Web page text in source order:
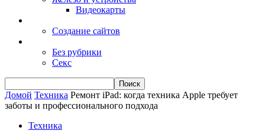
Видеокарты
Создание сайтов
Без рубрики
Секс
Домой Техника Ремонт iPad: когда техника Apple требует
заботы и профессионального подхода
Техника